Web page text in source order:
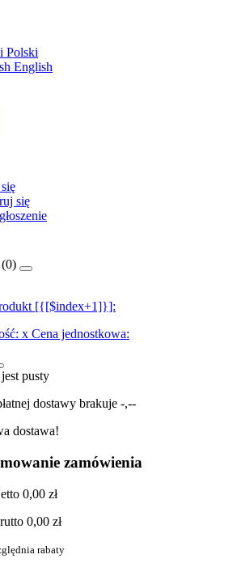
Polski
English
się
0)
[{[$index+1]}]:
x Cena jednostkowa:
pusty
dostawy brakuje -,--
dostawa!
zamówienia
0,00 zł
0,00 zł
rabaty